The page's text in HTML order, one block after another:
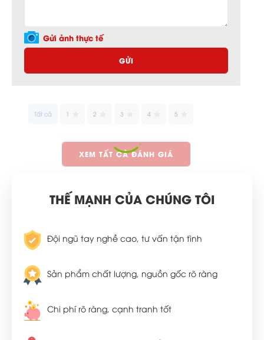
Gửi ảnh thực tế
GỬI
Tất cả 1 2 3 4 5
XEM TẤT CẢ ĐÁNH GIÁ
THẾ MẠNH CỦA CHÚNG TÔI
Đội ngũ tay nghề cao, tư vấn tận tình
Sản phẩm chất lượng, nguồn gốc rõ ràng
Chi phí rõ ràng, cạnh tranh tốt